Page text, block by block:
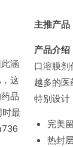
涵
这
品
最
主推产品
产品介绍
口溶膜
越多的
特别设计
完美
热封